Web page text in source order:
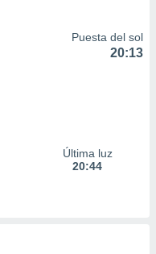
Puesta del sol
20:13
Última luz
20:44